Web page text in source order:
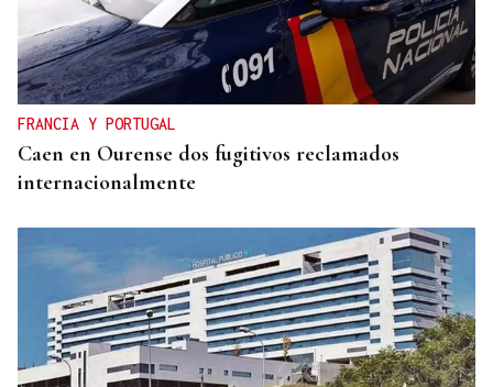
FRANCIA Y PORTUGAL
Caen en Ourense dos fugitivos reclamados
internacionalmente